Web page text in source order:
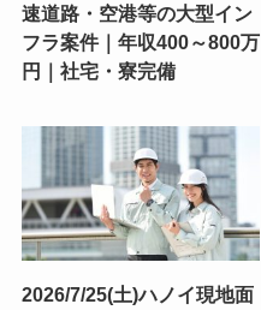
速道路・空港等の大型イン
フラ案件｜年収400～800万
円｜社宅・寮完備
2026/7/25(土)ハノイ現地面